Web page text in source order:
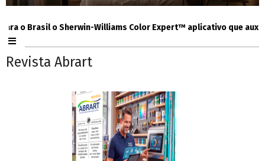
o Sherwin-Williams Color Expert™ aplicativo que auxilia
Revista Abrart